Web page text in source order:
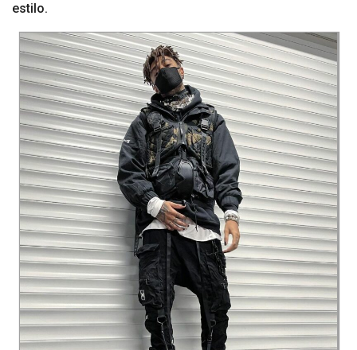
estilo.